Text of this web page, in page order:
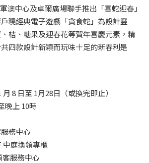
澳中心及卓爾廣場聯手推出「喜蛇迎春」
曉經典電子遊戲「貪食蛇」為設計靈
桔、糖果及迎春花等賀年喜慶元素，精
四款設計新穎而玩味十足的新春利是
8 日至 1月28日（或換完即止）
晚上 10時
務中心
庭換領專櫃
服務中心